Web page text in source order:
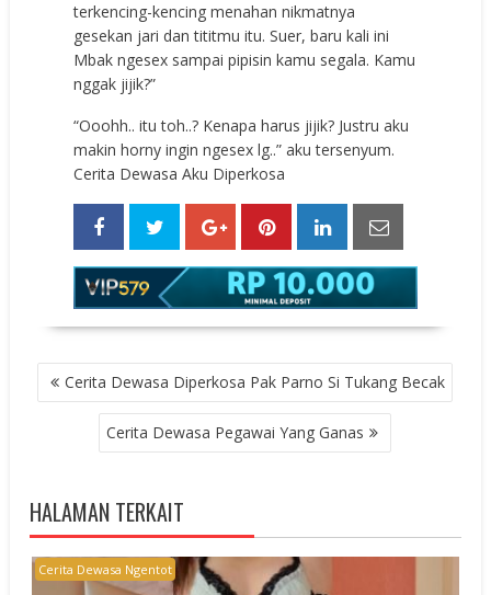
terkencing-kencing menahan nikmatnya
gesekan jari dan tititmu itu. Suer, baru kali ini
Mbak ngesex sampai pipisin kamu segala. Kamu
nggak jijik?”
“Ooohh.. itu toh..? Kenapa harus jijik? Justru aku
makin horny ingin ngesex lg..” aku tersenyum.
Cerita Dewasa Aku Diperkosa
POST
NAVIGATION
Cerita Dewasa Diperkosa Pak Parno Si Tukang Becak
Cerita Dewasa Pegawai Yang Ganas
HALAMAN TERKAIT
Cerita Dewasa Ngentot